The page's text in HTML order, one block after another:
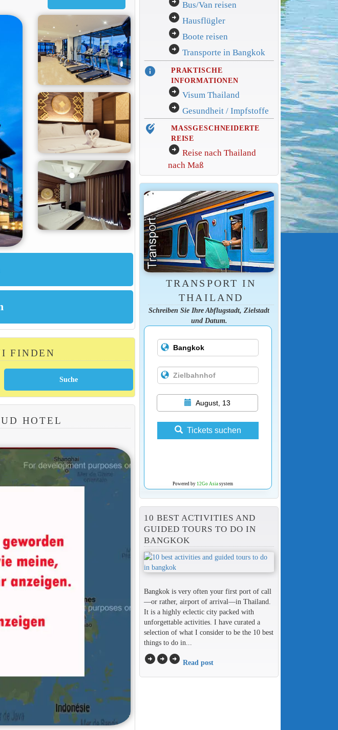
FINDEN
HOTEL
Bus/Van reisen
arrow_circle_right Hausflügler
arrow_circle_right Boote reisen
arrow_circle_right Transporte in Bangkok
info
PRAKTISCHE
INFORMATIONEN
arrow_circle_right Visum Thailand
arrow_circle_right Gesundheit / Impfstoffe
edit_location_alt
MASSGESCHNEIDERTE
REISE
arrow_circle_right Reise nach Thailand
nach Maß
TRANSPORT IN
THAILAND
Schreiben Sie Ihre Abflugstadt, Zielstadt
und Datum.
August, 13
Tickets suchen
Powered by 12Go Asiasystem
10 BEST ACTIVITIES AND
GUIDED TOURS TO DO IN
BANGKOK
Bangkok is very often your first port of call
—or rather, airport of arrival—in Thailand.
It is a highly eclectic city packed with
unforgettable activities. I have curated a
selection of what I consider to be the 10 best
things to do in...
arrow_circle_rightarrow_circle_rightarrow_circle_right Read post